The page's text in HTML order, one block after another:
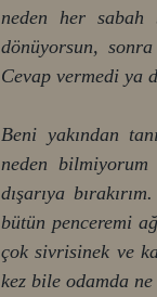
neden her sabah
dönüyorsun,
Cevap vermedi ya
Beni yakından
neden bilmiyorum
dışarıya
bütün penceremi
çok sivrisinek ve
kez bile odamda